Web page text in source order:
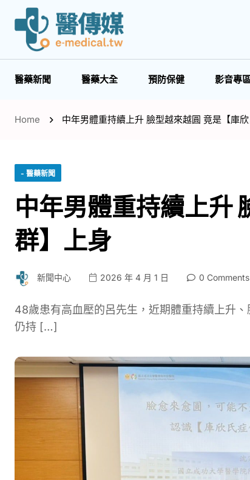
醫藥新聞 醫藥大全 預防保健 影音專
Home 中年男體重持續上升 臉型越來越圓 竟是【庫
- 醫藥新聞
中年男體重持續上升
群】上身
新聞中心 2026 年 4 月 1 日 0 Comments
48歲患有高血壓的呂先生，近期體重持續上升
仍持 […]